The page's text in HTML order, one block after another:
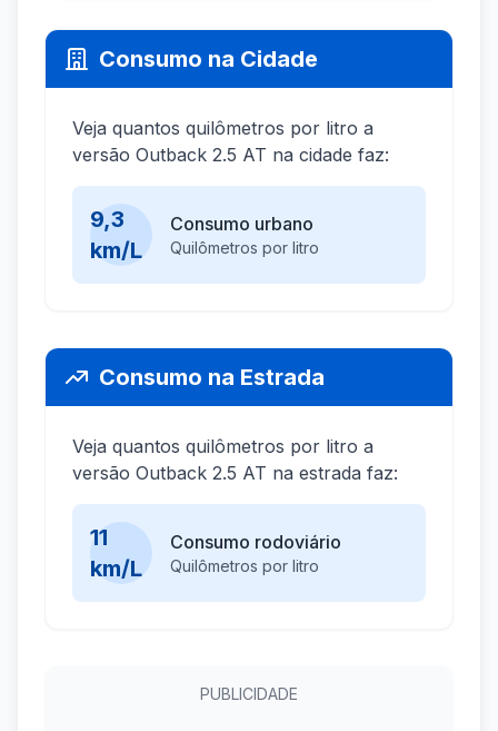
Consumo na Cidade
Veja quantos quilômetros por litro a
versão Outback 2.5 AT na cidade faz:
9,3
km/L
Consumo urbano
Quilômetros por litro
Consumo na Estrada
Veja quantos quilômetros por litro a
versão Outback 2.5 AT na estrada faz:
11
km/L
Consumo rodoviário
Quilômetros por litro
PUBLICIDADE